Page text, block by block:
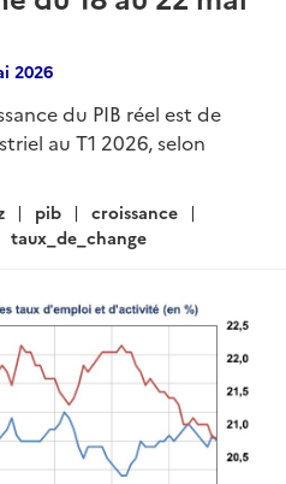
2026
du PIB réel est de
au T1 2026, selon
pib
croissance
taux_de_change